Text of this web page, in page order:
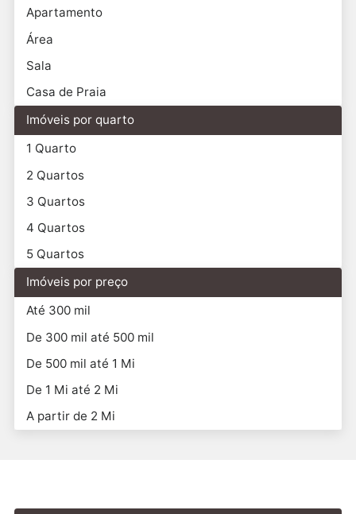
Apartamento
Área
Sala
Casa de Praia
Imóveis por quarto
1 Quarto
2 Quartos
3 Quartos
4 Quartos
5 Quartos
Imóveis por preço
Até 300 mil
De 300 mil até 500 mil
De 500 mil até 1 Mi
De 1 Mi até 2 Mi
A partir de 2 Mi